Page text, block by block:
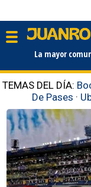
La mayor
TEMAS DEL DÍA:
De Pases ·